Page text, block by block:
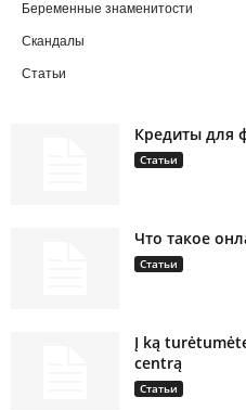
Беременные знаменитости
Скандалы
Статьи
Кредиты для
Статьи
Что такое
Статьи
Į ką
centrą
Статьи